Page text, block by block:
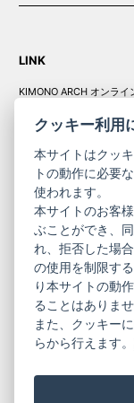
LINK
KIMONO ARCH オンライ
コー
サ
ニュースレター
お問い合わせ
プライバシーポリシ
ご利用規約
クッキー利用
本サイトはクッ
トの動作に必要
使われます。
本サイトのお客
ぶことができ、
れ、拒否した場
の使用を制限す
り本サイトの動
ることはありませ
また、クッキー
らから行えます。